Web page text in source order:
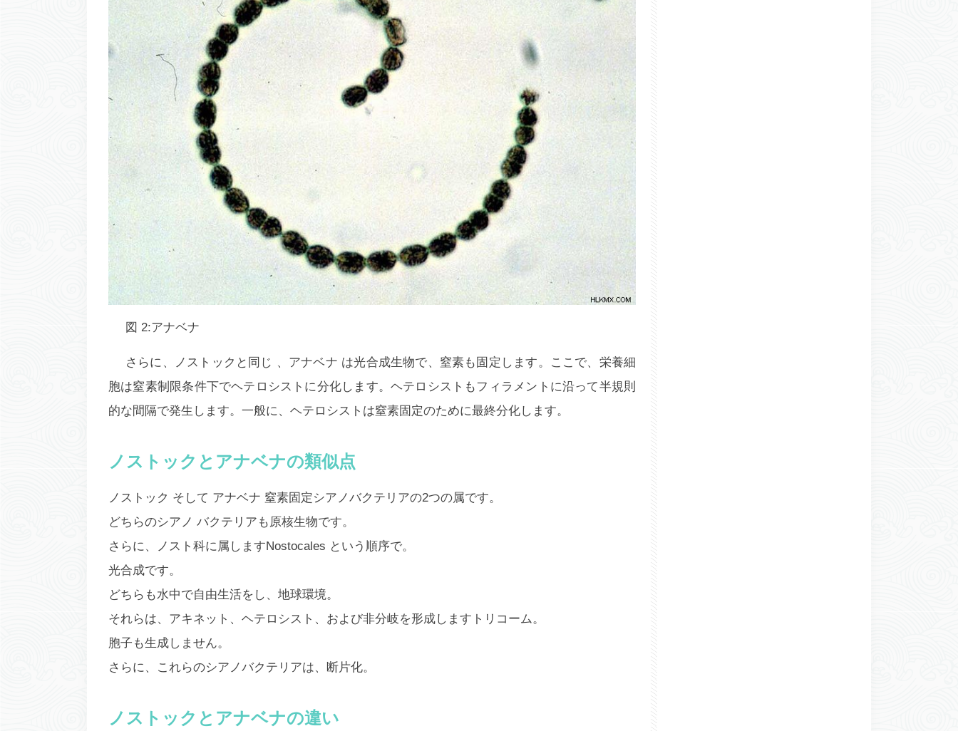
図 2:アナベナ
さらに、 ノストック と同じ 、 アナベナ は光合成生物で、窒素も固定します。ここで、栄養細
胞は窒素制限条件下でヘテロシストに分化します。ヘテロシストもフィラメントに沿って半規則
的な間隔で発生します。一般に、ヘテロシストは窒素固定のために最終分化します。
ノストックとアナベナの類似点
ノストック そして アナベナ 窒素固定シアノバクテリアの2つの属です。
どちらのシアノ バクテリアも原核生物です。
さらに、ノスト科に属しますNostocales という順序で。
光合成です。
どちらも水中で自由生活をし、地球環境。
それらは、アキネット、ヘテロシスト、および非分岐を形成しますトリコーム。
胞子も生成しません。
さらに、これらのシアノバクテリアは、断片化。
ノストックとアナベナの違い